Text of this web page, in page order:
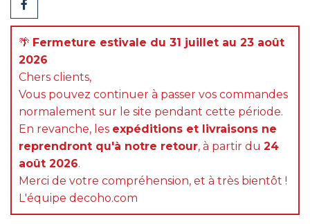
Partager
🌴 Fermeture estivale du 31 juillet au 23 août
2026
Chers clients,
Vous pouvez continuer à passer vos commandes
normalement sur le site pendant cette période.
En revanche, les expéditions et livraisons ne
reprendront qu'à notre retour, à partir du 24
août 2026.
Merci de votre compréhension, et à très bientôt !
L'équipe decoho.com